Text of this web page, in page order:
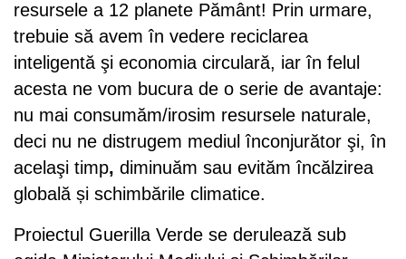
resursele a 12 planete Pământ! Prin urmare,
trebuie să avem în vedere reciclarea
inteligentă şi economia circulară, iar în felul
acesta ne vom bucura de o serie de avantaje:
nu mai consumăm/irosim resursele naturale,
deci nu ne distrugem mediul înconjurător şi, în
acelaşi timp, diminuăm sau evităm încălzirea
globală și schimbările climatice.
Proiectul Guerilla Verde se derulează sub